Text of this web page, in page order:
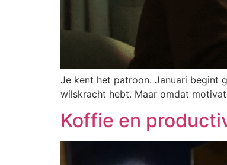
Je kent het patroon. Januari begint
wilskracht hebt. Maar omdat
Koffie en